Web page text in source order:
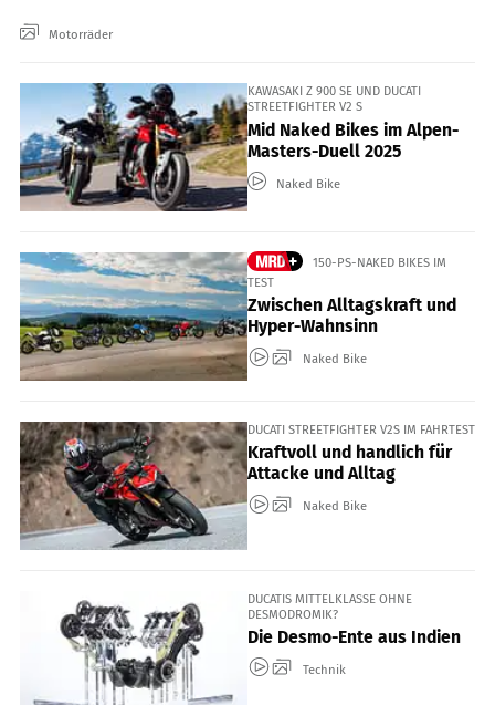
Motorräder
KAWASAKI Z 900 SE UND DUCATI
STREETFIGHTER V2 S
Mid Naked Bikes im Alpen-
Masters-Duell 2025
Naked Bike
150-PS-NAKED BIKES IM
TEST
Zwischen Alltagskraft und
Hyper-Wahnsinn
Naked Bike
DUCATI STREETFIGHTER V2S IM FAHRTEST
Kraftvoll und handlich für
Attacke und Alltag
Naked Bike
DUCATIS MITTELKLASSE OHNE
DESMODROMIK?
Die Desmo-Ente aus Indien
Technik